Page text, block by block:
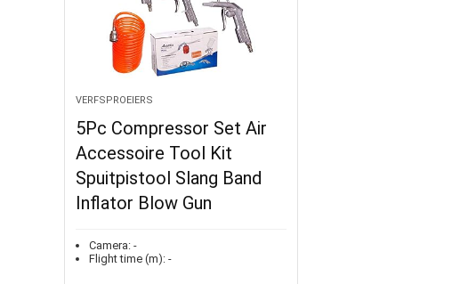
VERFSPROEIERS
5Pc Compressor Set Air
Accessoire Tool Kit
Spuitpistool Slang Band
Inflator Blow Gun
Camera: -
Flight time (m): -